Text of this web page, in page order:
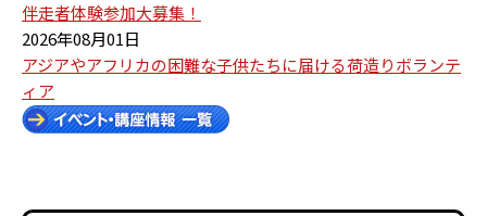
伴走者体験参加大募集！
2026年08月01日
アジアやアフリカの困難な子供たちに届ける荷造りボランテ
ィア